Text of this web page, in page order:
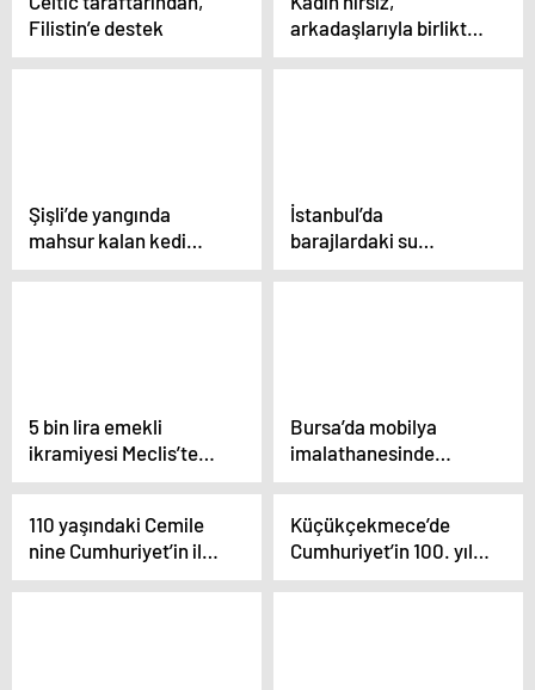
Filistin’e destek
arkadaşlarıyla birlikte
motosiklet çaldı
Şişli’de yangında
mahsur kalan kedi
itfaiye ekiplerince
İstanbul’da
barajlardaki su
seviyesi yüzde 20’nin
5 bin lira emekli
ikramiyesi Meclis’te
kabul edildi
Bursa’da mobilya
imalathanesinde
yangın
110 yaşındaki Cemile
nine Cumhuriyet’in ilk
yıllarını anlattı
Küçükçekmece’de
Cumhuriyet’in 100. yılı
için “2. Yüzyıla